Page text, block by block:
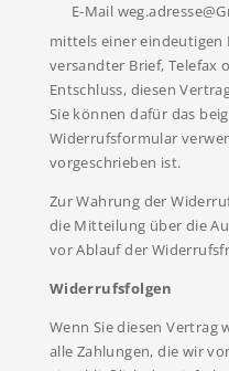
E-Mail
mittels einer eindeutigen
versandter Brief, Telefax
Entschluss, diesen
Sie können dafür das
Widerrufsformular
vorgeschrieben ist.
Zur Wahrung der
die Mitteilung über die
vor Ablauf der
Widerrufsfolgen
Wenn Sie diesen Vertrag
alle Zahlungen, die wir